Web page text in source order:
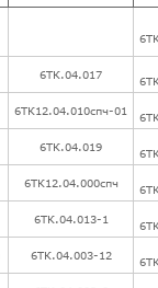
6ТК.04.017
6ТК12.04.010спч-01
6ТК.04.019
6ТК12.04.000спч
6ТК.04.013-1
6ТК.04.003-12